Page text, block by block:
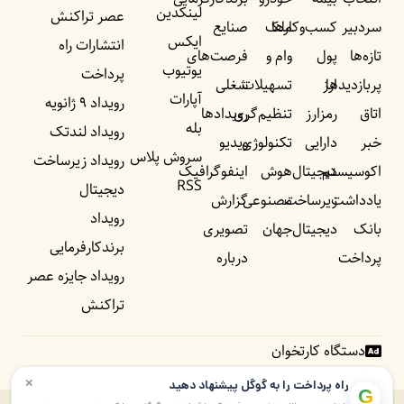
سردبیر
تازه‌ها
پربازدید‌ها
اتاق
خبر
اکوسیستم
یادداشت‌
بانک
پرداخت
کسب‌وکار‌ها
پول
ارز
رمزارز
دارایی
دیجیتال
زیرساخت
دیجیتال
ملک
وام و
تسهیلات
تنظیم‌گری
تکنولوژی
هوش
مصنوعی
جهان
صنایع
فرصت‌های
شغلی
رویداد‌ها
ویدیو
اینفوگرافیک
گزارش
تصویری
درباره
لینکدین
ایکس
یوتیوب
آپارات
بله
سروش پلاس
RSS
عصر تراکنش
انتشارات راه
پرداخت
رویداد ۹ ژانویه
رویداد لندتک
رویداد زیرساخت
دیجیتال
رویداد
برندکارفرمایی
رویداد جایزه عصر
تراکنش
دستگاه کارتخوان
× G راه پرداخت را به گوگل پیشنهاد دهید